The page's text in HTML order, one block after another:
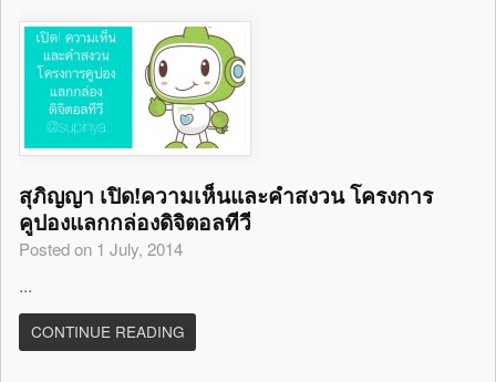
สุภิญญา เปิด!ความเห็นและคำสงวน โครงการ
คูปองแลกกล่องดิจิตอลทีวี
Posted on 1 July, 2014
...
CONTINUE READING